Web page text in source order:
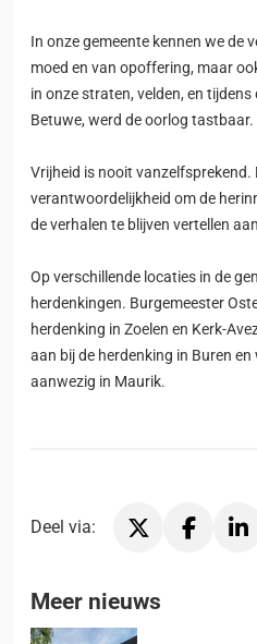
In onze gemeente kennen we de
moed en van opoffering, maar
in onze straten, velden, en
Betuwe, werd de oorlog tastbaar.
Vrijheid is nooit vanzelfsprekend.
verantwoordelijkheid om de
de verhalen te blijven vertellen
Op verschillende locaties in de
herdenkingen. Burgemeester
herdenking in Zoelen en Kerk-
aan bij de herdenking in Buren
aanwezig in Maurik.
Deel via:
Meer nieuws